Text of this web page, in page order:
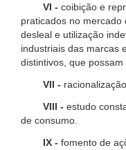
VI - coibição e
praticados no mercado
desleal e utilização
industriais das marcas
distintivos, que
VII -
VIII - estudo
de consumo.
IX - fomento de